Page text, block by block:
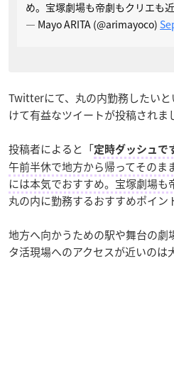
め。宝塚劇場も帝劇もクリエも
— Mayo ARITA (@arimayoco)
Twitterにて、丸の内勤務したい
けて有益なツイートが投稿されま
投稿者によると「定時ダッシュで
午前半休で地方から帰ってそのま
には本気でおすすめ。宝塚劇場も
丸の内に勤務するおすすめポイン
地方へ向かうための駅や舞台の劇
タ活現場へのアクセスが近いのは